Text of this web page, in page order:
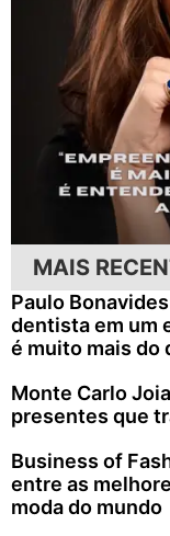
MAIS
Paulo
dentista em um
é muito mais do
Monte Carlo
presentes que
Business of
entre as
moda do mundo